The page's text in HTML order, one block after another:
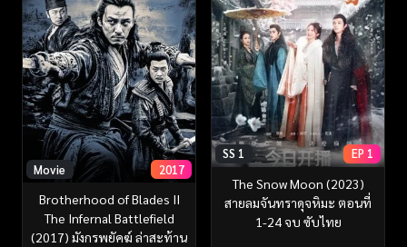
Movie 2017
Brotherhood of Blades II
The Infernal Battlefield
(2017) มังกรพยัคฆ์ ล่าสะท้าน
SS 1 EP 1
The Snow Moon (2023)
สายลมจันทราดุจหิมะ ตอนที่
1-24 จบ ซับไทย